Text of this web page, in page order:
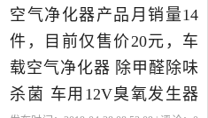
空气净化器产品月销量14
件，目前仅售价20元，车
载空气净化器 除甲醛除味
杀菌 车用12V臭氧发生器